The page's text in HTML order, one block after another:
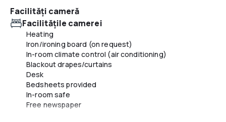
Express check-in
Front desk (limited hours)
Safe-deposit box at front desk
Concierge services
Servicii de curățenie
Self parking (surcharge)
Altele
Multilingual staff
Facilităţi cameră
Facilităţile camerei
Heating
Iron/ironing board (on request)
In-room climate control (air conditioning)
Blackout drapes/curtains
Desk
Bedsheets provided
In-room safe
Free newspaper